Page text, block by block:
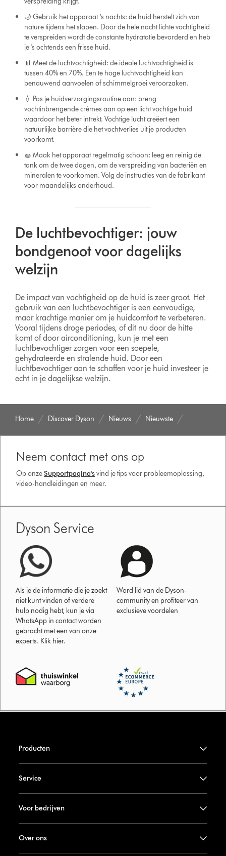
🌙 Gebruik het apparaat ‘s nachts: de huid herstelt zich van
nature tijdens het slapen. Door de hele nacht lichte vochtigheid
te verspreiden wordt de constante hydratatie bevorderd en heb
je 's ochtends een frisse huid.
📊 Meet de luchtvochtigheid: de ideale luchtvochtigheid is
tussen 40% en 70%. Een te hoge luchtvochtigheid kan
benauwend aanvoelen of schimmelgroei veroorzaken.
💧 Pas je huidverzorgingsroutine aan: breng
vochtinbrengende crèmes aan op een licht vochtige huid
waardoor het beter intrekt. Vochtige lucht creëert een
natuurlijke barrière die het vochtverlies uit je producten
voorkomt.
🧽 Maak het apparaat regelmatig schoon: leeg en reinig de
tank om de twee dagen, om de verspreiding van bacteriën en
mineralen te voorkomen. Volg de instructies van de fabrikant
voor maandelijks onderhoud.
De luchtbevochtiger: jouw
bondgenoot voor dagelijks
welzijn
De impact van vochtigheid op de huid is zeer groot. Het
gebruik van een luchtbevochtiger is een eenvoudige,
maar krachtige manier om je huidcomfort te verbeteren.
Vooral tijdens droge periodes, of dit nu door de hitte
komt of door airconditioning, kun je met een
luchtbevochtiger zorgen voor een soepele,
gehydrateerde en stralende huid. Door een
luchtbevochtiger aan te schaffen voor je huid investeer je
echt in je dagelijkse welzijn.
Home Discover Dyson Nieuws Nieuwste
Neem contact met ons op
Op onzeSupportpagina'svind je tips voor probleemoplossing,
video-handleidingen en meer.
Dyson Service
Als je de informatie die je zoekt
niet kunt vinden of verdere
hulp nodig hebt, kun je via
WhatsApp in contact worden
gebracht met een van onze
experts. Klik hier.
Word lid van de Dyson-
community en profiteer van
exclusieve voordelen
Producten
Service
Voor bedrijven
Over ons